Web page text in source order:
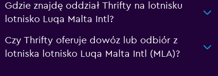
Gdzie znajdę oddział Thrifty na lotnisku
lotnisko Luqa Malta Intl?
Czy Thrifty oferuje dowóz lub odbiór z
lotniska lotnisko Luqa Malta Intl (MLA)?